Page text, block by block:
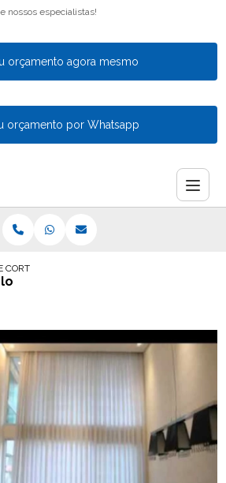
nossos especialistas!
orçamento agora mesmo
orçamento por Whatsapp
CORTINA ROLO